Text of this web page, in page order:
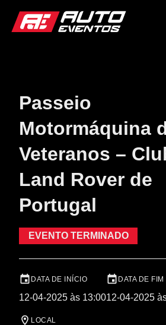
Passeio
Motormáquina
Veteranos –
Land Rover de
Portugal
EVENTO TERMINADO
DATA DE INÍCIO
12-04-2025 às 13:00
DATA DE FIM
12-04-2025
LOCAL